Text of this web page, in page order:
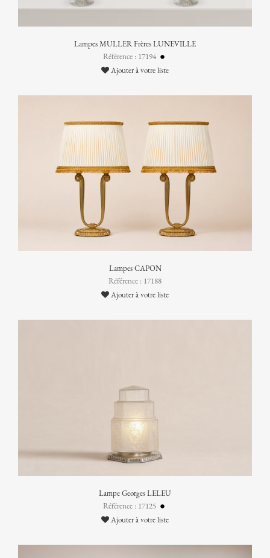
Lampes MULLER Frères LUNEVILLE
Référence : 17194
Ajouter à votre liste
Lampes CAPON
Référence : 17188
Ajouter à votre liste
Lampe Georges LELEU
Référence : 17125
Ajouter à votre liste